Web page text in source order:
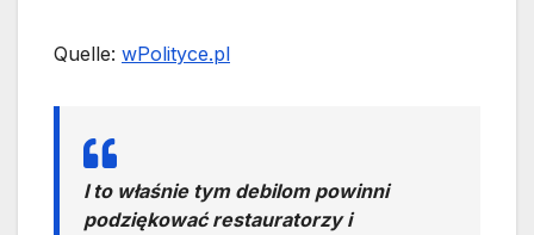
Quelle: wPolityce.pl
I to właśnie tym debilom powinni
podziękować restauratorzy i